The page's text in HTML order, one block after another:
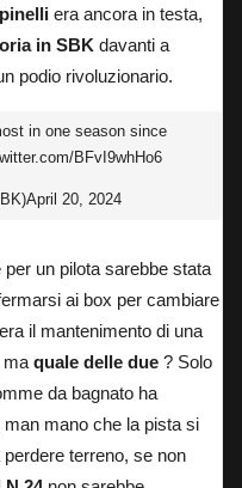
era ancora in testa,
in SBK davanti a
podio rivoluzionario.
in one season since
BFvI9whHo6
April 20, 2024
un pilota sarebbe stata
ai box per cambiare
il mantenimento di una
ma quale delle due ? Solo
da bagnato ha
mano che la pista si
terreno, se non